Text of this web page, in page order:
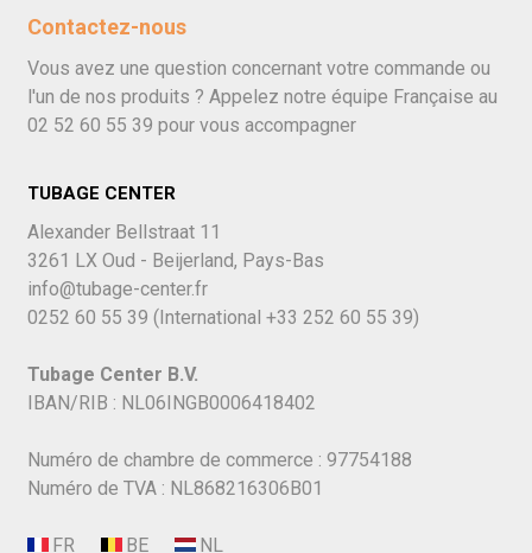
Contactez-nous
Vous avez une question concernant votre commande ou
l'un de nos produits ? Appelez notre équipe Française au
02 52 60 55 39 pour vous accompagner
TUBAGE CENTER
Alexander Bellstraat 11
3261 LX Oud - Beijerland, Pays-Bas
info@tubage-center.fr
0252 60 55 39 (International +33 252 60 55 39)
Tubage Center B.V.
IBAN/RIB : NL06INGB0006418402
Numéro de chambre de commerce : 97754188
Numéro de TVA : NL868216306B01